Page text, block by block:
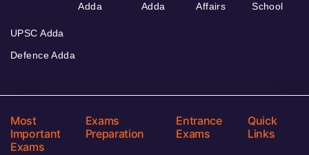
Adda
Adda
Affairs
School
UPSC Adda
Defence Adda
Most
Important
Exams
Exams
Preparation
Entrance
Exams
Quick
Links